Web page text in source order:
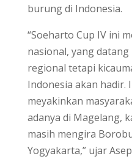
burung di Indonesia.
“Soeharto Cup IV ini
nasional, yang
regional tetapi
Indonesia akan hadir.
meyakinkan
adanya di Magelang,
masih mengira
Yogyakarta,” ujar